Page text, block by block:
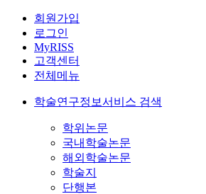
회원가입
로그인
MyRISS
고객센터
전체메뉴
학술연구정보서비스 검색
학위논문
국내학술논문
해외학술논문
학술지
단행본